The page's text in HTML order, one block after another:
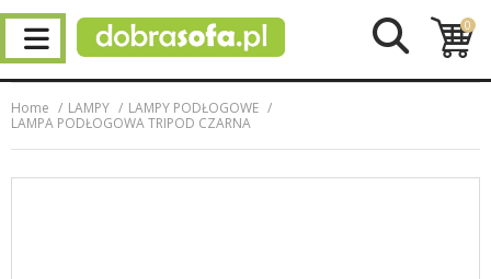
0
Home LAMPY
LAMPY PODŁOGOWE
LAMPA PODŁOGOWA TRIPOD CZARNA